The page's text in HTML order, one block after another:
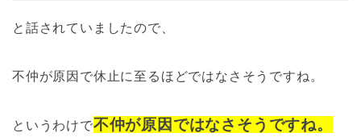
と話されていましたので、
不仲が原因で休止に至るほどではなさそうですね。
というわけで不仲が原因ではなさそうですね。